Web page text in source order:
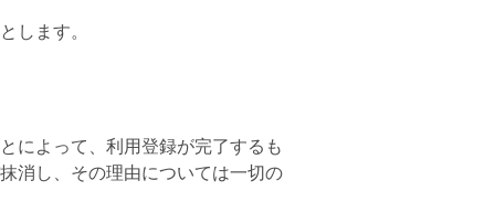
します。
によって、利用登録が完了するも
消し、その理由については一切の